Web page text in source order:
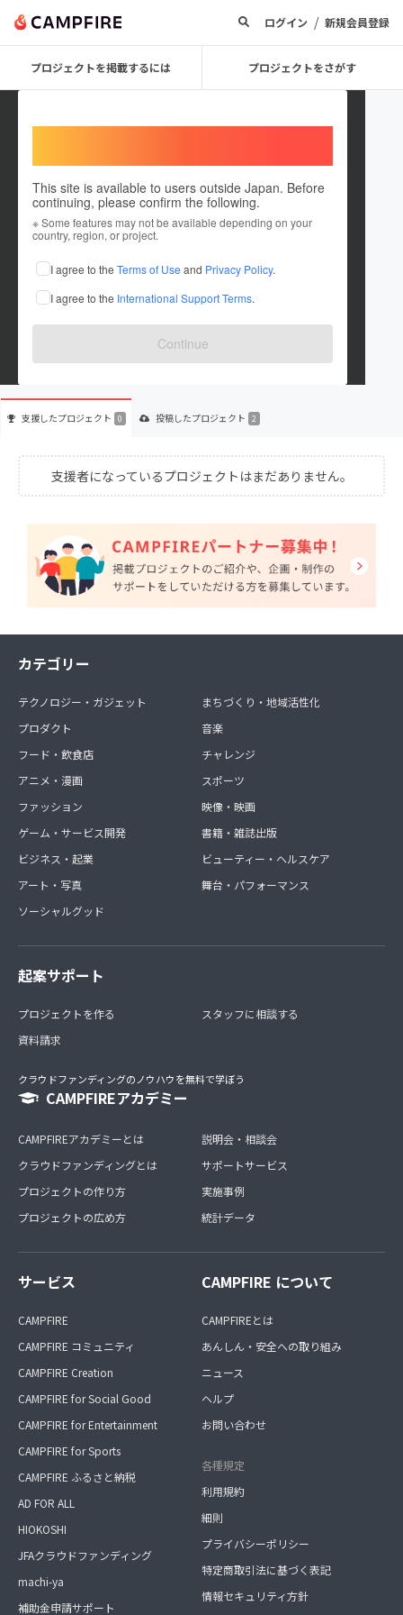
ログイン / 新規会員登録
プロジェクトを掲載するには プロジェクトをさがす
This site is available to users outside Japan. Before
continuing, please confirm the following.
※ Some features may not be available depending on your
country, region, or project.
I agree to the Terms of Use and Privacy Policy.
I agree to the International Support Terms.
Continue
kansaigakurendance
これまでに2件のプロジェクトを投稿しています
在住国：日本 現在地：兵庫県
出身国：日本 出身地：未設定
支援したプロジェクト 0 投稿したプロジェクト 2
支援者になっているプロジェクトはまだありません。
カテゴリー
テクノロジー・ガジェット
プロダクト
フード・飲食店
アニメ・漫画
ファッション
ゲーム・サービス開発
ビジネス・起業
アート・写真
ソーシャルグッド
まちづくり・地域活性化
音楽
チャレンジ
スポーツ
映像・映画
書籍・雑誌出版
ビューティー・ヘルスケア
舞台・パフォーマンス
起案サポート
プロジェクトを作る
資料請求
スタッフに相談する
クラウドファンディングのノウハウを無料で学ぼう
CAMPFIREアカデミー
CAMPFIREアカデミーとは
クラウドファンディングとは
プロジェクトの作り方
プロジェクトの広め方
説明会・相談会
サポートサービス
実施事例
統計データ
サービス
CAMPFIRE
CAMPFIRE コミュニティ
CAMPFIRE Creation
CAMPFIRE for Social Good
CAMPFIRE for Entertainment
CAMPFIRE for Sports
CAMPFIRE ふるさと納税
AD FOR ALL
HIOKOSHI
JFAクラウドファンディング
machi-ya
補助金申請サポート
CAMPFIRE について
CAMPFIREとは
あんしん・安全への取り組み
ニュース
ヘルプ
お問い合わせ
各種規定
利用規約
細則
プライバシーポリシー
特定商取引法に基づく表記
情報セキュリティ方針